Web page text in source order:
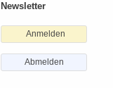
Newsletter
Anmelden
Abmelden